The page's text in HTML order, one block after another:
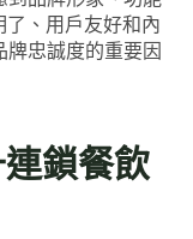
了、用戶友好和內
忠誠度的重要因
鎖餐飲